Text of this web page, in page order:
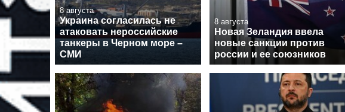
8 августа
Украина согласилась не
атаковать нероссийские
танкеры в Черном море –
СМИ
8 августа
Новая Зеландия ввела
новые санкции против
россии и ее союзников